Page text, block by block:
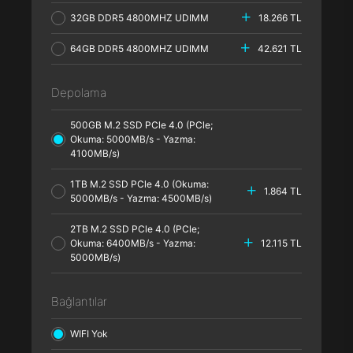
32GB DDR5 4800MHZ UDIMM 18.266 TL
64GB DDR5 4800MHZ UDIMM 42.621 TL
Depolama
500GB M.2 SSD PCle 4.0 (PCle;
Okuma: 5000MB/s - Yazma:
4100MB/s)
1TB M.2 SSD PCle 4.0 (Okuma:
5000MB/s - Yazma: 4500MB/s)
1.864 TL
2TB M.2 SSD PCle 4.0 (PCle;
Okuma: 6400MB/s - Yazma:
5000MB/s)
12.115 TL
Bağlantılar
WIFI Yok